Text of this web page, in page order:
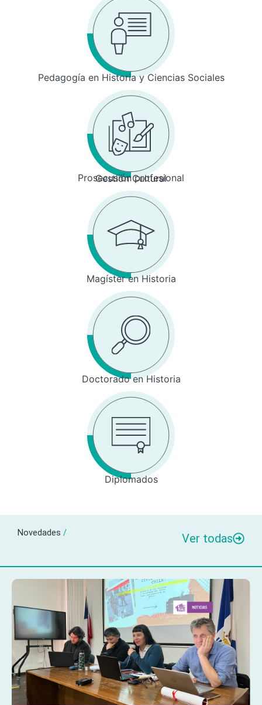
Pedagogía en Historia y Ciencias Sociales
Prosecusión profesional
Gestión Cultural
Magíster en Historia
Doctorado en Historia
Diplomados
Novedades / Ver todas